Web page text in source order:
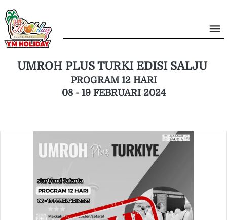
UMROH PLUS TURKI EDISI SALJU
PROGRAM 12 HARI
08 - 19 FEBRUARI 2024